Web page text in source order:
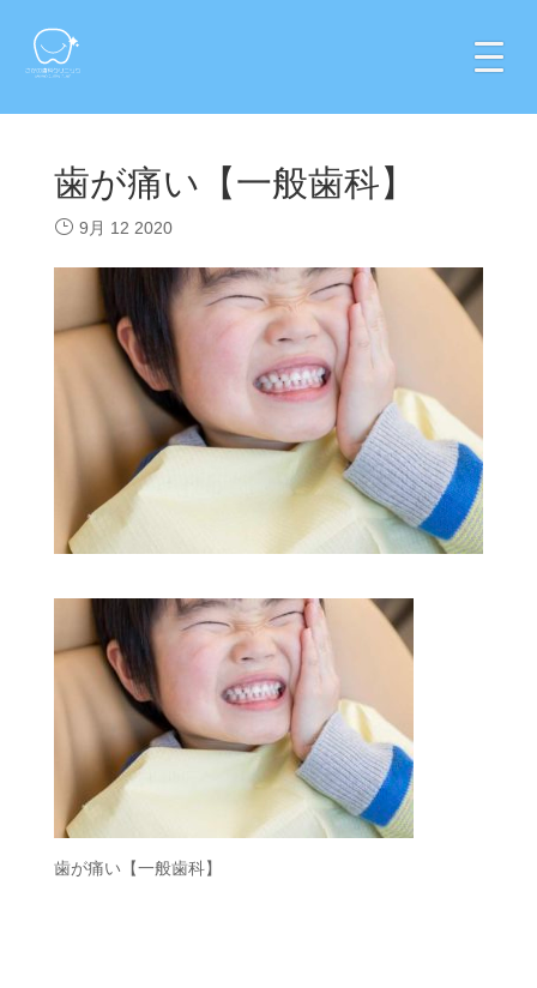
歯が痛い【一般歯科】
9月 12 2020
歯が痛い【一般歯科】